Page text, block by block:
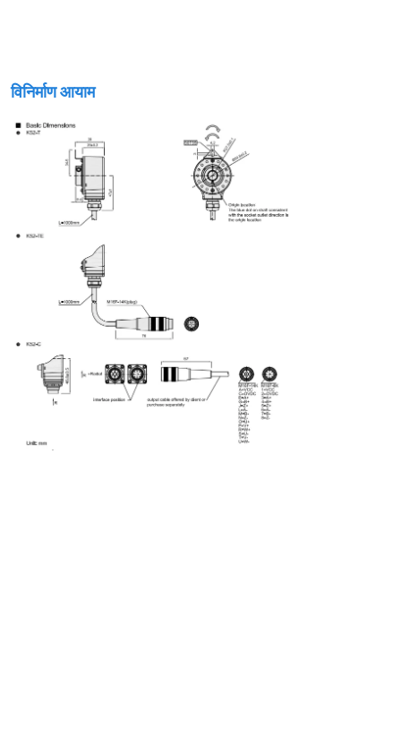
विनिर्माण आयाम